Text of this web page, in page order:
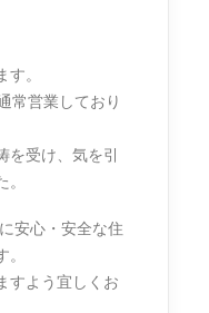
。
常営業しており
受け、気を引
安心・安全な住
すよう宜しくお